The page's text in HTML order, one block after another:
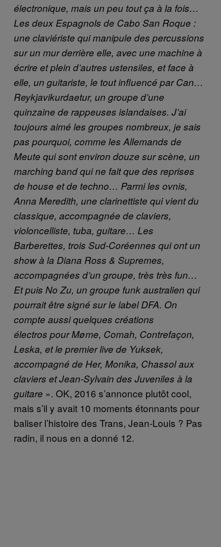
électronique, mais un peu tout ça à la fois…
Les deux Espagnols de Cabo San Roque :
une claviériste qui manipule des percussions
sur un mur derrière elle, avec une machine à
écrire et plein d’autres ustensiles, et face à
elle, un guitariste, le tout influencé par Can…
Reykjavikurdaetur, un groupe d’une
quinzaine de rappeuses islandaises. J’ai
toujours aimé les groupes nombreux, je sais
pas pourquoi, comme les Allemands de
Meute qui sont environ douze sur scène, un
marching band qui ne fait que des reprises
de house et de techno… Parmi les ovnis,
Anna Meredith, une clarinettiste qui vient du
classique, accompagnée de claviers,
violoncelliste, tuba, guitare… Les
Barberettes, trois Sud-Coréennes qui ont un
show à la Diana Ross & Supremes,
accompagnées d’un groupe, très très fun…
Et puis No Zu, un groupe funk australien qui
pourrait être signé sur le label DFA. On
compte aussi quelques créations
électros pour Møme, Comah, Contrefaçon,
Leska, et le premier live de Yuksek,
accompagné de Her, Monika, Chassol aux
claviers et Jean-Sylvain des Juveniles à la
guitare ». OK, 2016 s’annonce plutôt cool,
mais s’il y avait 10 moments étonnants pour
baliser l’histoire des Trans, Jean-Louis ? Pas
radin, il nous en a donné 12.